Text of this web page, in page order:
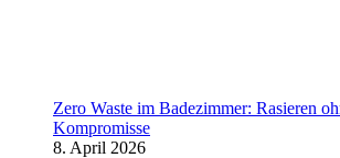
Zero Waste im Badezimmer: Rasieren
Kompromisse
8. April 2026